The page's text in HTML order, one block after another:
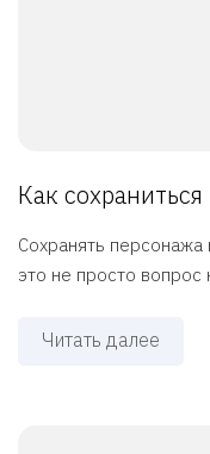
Как
Сохранять
это не просто вопрос
Читать далее